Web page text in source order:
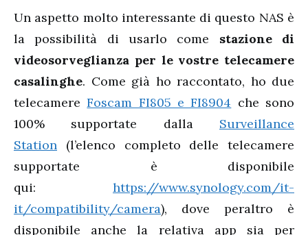
Un aspetto molto interessante di questo NAS è
la possibilità di usarlo come stazione di
videosorveglianza per le vostre telecamere
casalinghe. Come già ho raccontato, ho due
telecamereFoscam FI805 e FI8904 che sono
100% supportate dalla Surveillance
Station (l’elenco completo delle telecamere
supportate è disponibile
qui: https://www.synology.com/it-
it/compatibility/camera), dove peraltro è
disponibile anche la relativa app sia per